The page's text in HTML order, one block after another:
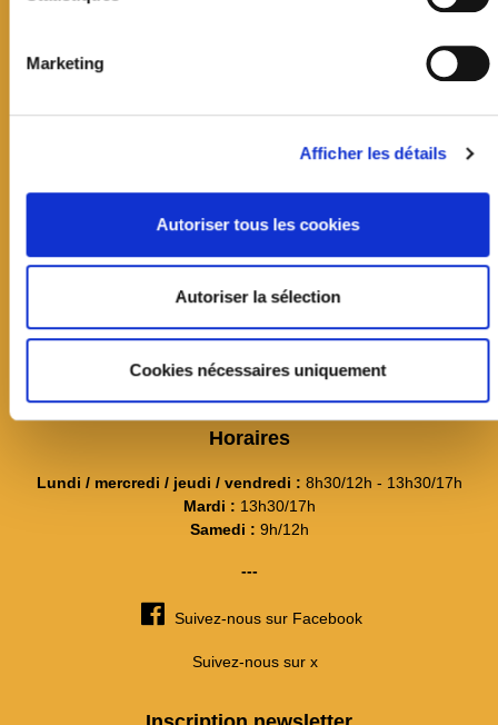
Marketing
Afficher les détails
Autoriser tous les cookies
Autoriser la sélection
Cookies nécessaires uniquement
---
Itinéraire et plan d'accès
La mairie recrute
Connexion
Horaires
Lundi / mercredi / jeudi / vendredi : 8h30/12h - 13h30/17h
Mardi : 13h30/17h
Samedi : 9h/12h
---
Suivez-nous sur Facebook
Suivez-nous sur x